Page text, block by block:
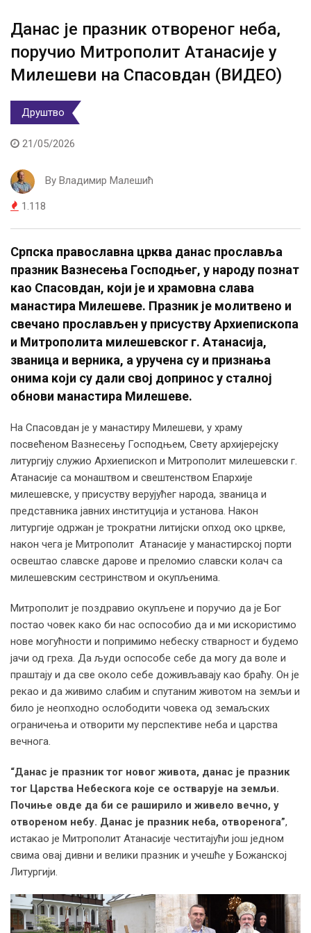
Данас је празник отвореног неба,
поручио Митрополит Атанасије у
Милешеви на Спасовдан (ВИДЕО)
Друштво
21/05/2026
By Владимир Малешић
1.118
Српска православна црква данас прославља
празник Вазнесења Господњег, у народу познат
као Спасовдан, који је и храмовна слава
манастира Милешеве. Празник је молитвено и
свечано прослављен у присуству Архиепископа
и Митрополита милешевског г. Атанасија,
званица и верника, а уручена су и признања
онима који су дали свој допринос у сталној
обнови манастира Милешеве.
На Спасовдан је у манастиру Милешеви, у храму
посвећеном Вазнесењу Господњем, Свету архијерејску
литургију служио Архиепископ и Митрополит милешевски г.
Атанасије са монаштвом и свештенством Епархије
милешевске, у присуству верујућег народа, званица и
представника јавних институција и установа. Након
литургије одржан је трократни литијски опход око цркве,
након чега је Митрополит Атанасије у манастирској порти
освештао славске дарове и преломио славски колач са
милешевским сестринством и окупљенима.
Митрополит је поздравио окупљене и поручио да је Бог
постао човек како би нас оспособио да и ми искористимо
нове могућности и попримимо небеску стварност и будемо
јачи од греха. Да људи оспособе себе да могу да воле и
праштају и да све около себе доживљавају као браћу. Он је
рекао и да живимо слабим и спутаним животом на земљи и
било је неопходно ослободити човека од земаљских
ограничења и отворити му перспективе неба и царства
вечнога.
“Данас је празник тог новог живота, данас је празник
тог Царства Небескога које се остварује на земљи.
Почиње овде да би се раширило и живело вечно, у
отвореном небу. Данас је празник неба, отворенога”,
истакао је Митрополит Атанасије честитајући још једном
свима овај дивни и велики празник и учешће у Божанској
Литургији.